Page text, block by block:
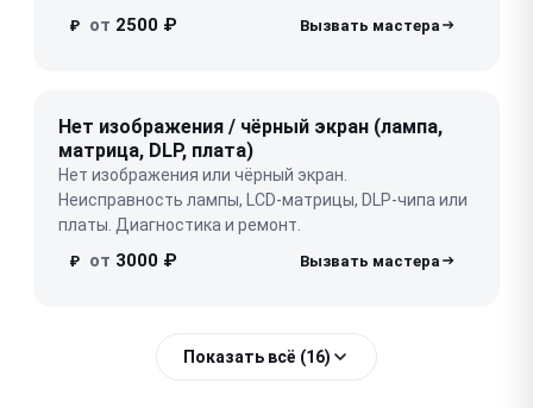
₽ от 2500 ₽
Нет изображения / чёрный экран (лампа,
матрица, DLP, плата)
Нет изображения или чёрный экран.
Неисправность лампы, LCD-матрицы, DLP-чипа или
платы. Диагностика и ремонт.
₽ от 3000 ₽
Показать всё (16)